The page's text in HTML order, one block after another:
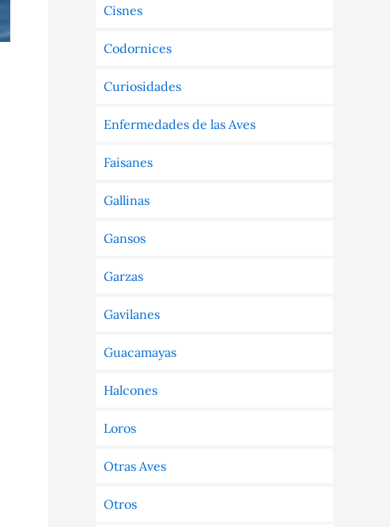
Cisnes
Codornices
Curiosidades
Enfermedades de las Aves
Faisanes
Gallinas
Gansos
Garzas
Gavilanes
Guacamayas
Halcones
Loros
Otras Aves
Otros